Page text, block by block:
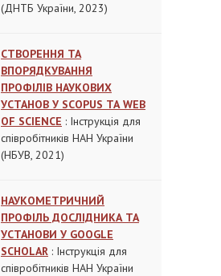
(ДНТБ України, 2023)
СТВОРЕННЯ ТА
ВПОРЯДКУВАННЯ
ПРОФІЛІВ НАУКОВИХ
УСТАНОВ У SCOPUS ТА WEB
OF SCIENCE : Інструкція для
співробітників НАН України
(НБУВ, 2021)
НАУКОМЕТРИЧНИЙ
ПРОФІЛЬ ДОСЛІДНИКА ТА
УСТАНОВИ У GOOGLE
SCHOLAR : Інструкція для
співробітників НАН України